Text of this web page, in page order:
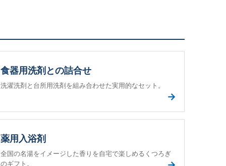
食器用洗剤との詰合せ
洗濯洗剤と台所用洗剤を組み合わせた実用的なセット。
→
薬用入浴剤
全国の名湯をイメージした香りを自宅で楽しめるくつろぎ
のギフト。